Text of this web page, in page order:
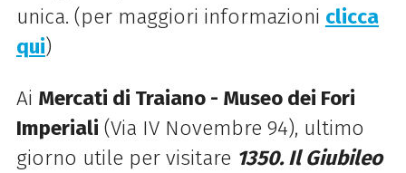
unica. (per maggiori informazioni clicca
qui)
Ai Mercati di Traiano - Museo dei Fori
Imperiali (Via IV Novembre 94), ultimo
giorno utile per visitare 1350. Il Giubileo